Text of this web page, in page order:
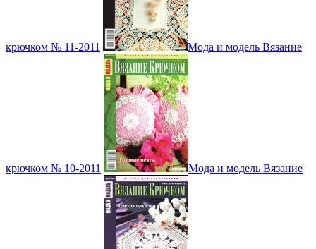
крючком № 11-2011 Мода и модель Вязание
крючком № 10-2011 Мода и модель Вязание